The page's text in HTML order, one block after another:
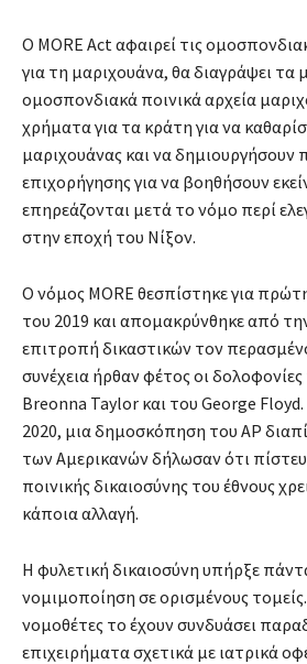
Ο MORE Αct αφαιρεί τις
για τη μαριχουάνα, θα διαγράψει τα
ομοσπονδιακά ποινικά αρχεία
χρήματα για τα κράτη για να
μαριχουάνας και να
επιχορήγησης για να βοηθήσουν
επηρεάζονται μετά το νόμο περί
στην εποχή του Νίξον.
Ο νόμος MORE θεσπίστηκε για
του 2019 και απομακρύνθηκε από
επιτροπή δικαστικών τον
συνέχεια ήρθαν φέτος οι
Breonna Taylor και του George Floyd.
2020, μια δημοσκόπηση του AP
των Αμερικανών δήλωσαν ότι
ποινικής δικαιοσύνης του έθνους
κάποια αλλαγή.
Η φυλετική δικαιοσύνη υπήρξε
νομιμοποίηση σε ορισμένους
νομοθέτες το έχουν συνδυάσει
επιχειρήματα σχετικά με ιατρικά